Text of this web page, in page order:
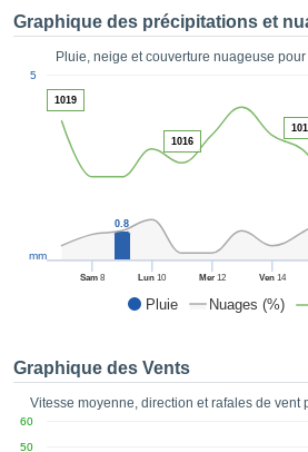
des
de
des
de très
ACCEPTER
CONTINUER
Graphique des précipitations et
Pluie, neige et couverture nuageuse
Pluie Nuages (%)
Sam8 Lun 10 Mer12 Ven14
5
mm
0.8
1019
1016
Graphique des Vents
Vitesse moyenne, direction et rafales de vent
50
60